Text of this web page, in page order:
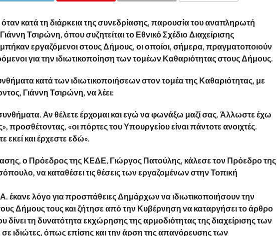
κατά τη διάρκεια της συνεδρίασης, παρουσία του αναπληρωτή
Τσιρώνη, όπου συζητείται το Εθνικό Σχέδιο Διαχείρισης
εργαζόμενοι στους Δήμους, οι οποίοι, σήμερα, πραγματοποιούν
για την ιδιωτικοποίηση των τομέων Καθαριότητας στους Δήμους.
κατά των ιδιωτικοποιήσεων στον τομέα της Καθαριότητας, με
Γιάννη Τσιρώνη, να λέει:
Αν θέλετε έρχομαι και εγώ να φωνάξω μαζί σας. Άλλωστε έχω
προσθέτοντας, «οι πόρτες του Υπουργείου είναι πάντοτε ανοιχτές.
εκεί και έρχεστε εδώ».
ο Πρόεδρος της ΚΕΔΕ, Γιώργος Πατούλης, κάλεσε τον Πρόεδρο της
να καταθέσει τις θέσεις των εργαζομένων στην Τοπική
λόγο για προσπάθειες Δημάρχων να ιδιωτικοποιήσουν την
Δήμους τους και ζήτησε από την Κυβέρνηση να καταργήσει το άρθρο
τη δυνατότητα εκχώρησης της αρμοδιότητας της διαχείρισης των
ιδιώτες, όπως επίσης και την άρση της απαγόρευσης των